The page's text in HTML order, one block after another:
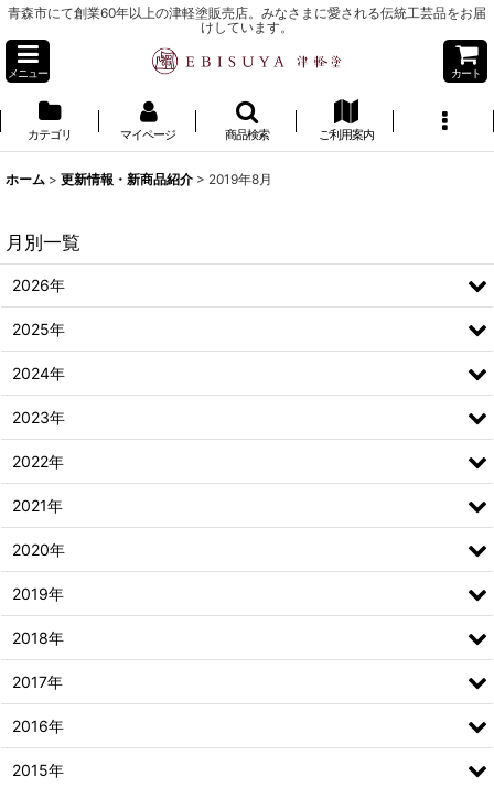
青森市にて創業60年以上の津軽塗販売店。みなさまに愛される伝統工芸品をお届
けしています。
メニュー カート
カテゴリ マイページ 商品検索 ご利用案内
ホーム > 更新情報・新商品紹介 > 2019年8月
月別一覧
2026年
2025年
2024年
2023年
2022年
2021年
2020年
2019年
2018年
2017年
2016年
2015年